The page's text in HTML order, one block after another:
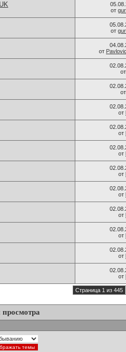
от
от
от
от
от
от
от
от
от
от
от
от
от
от
Страница 1 из 445